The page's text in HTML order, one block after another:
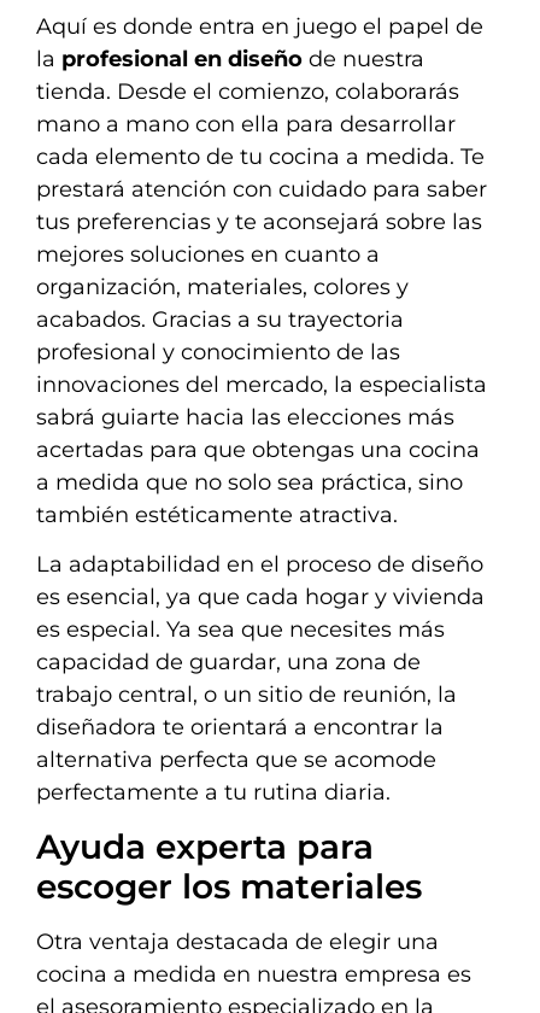
Aquí es donde entra en juego el papel de
la profesional en diseño de nuestra
tienda. Desde el comienzo, colaborarás
mano a mano con ella para desarrollar
cada elemento de tu cocina a medida. Te
prestará atención con cuidado para saber
tus preferencias y te aconsejará sobre las
mejores soluciones en cuanto a
organización, materiales, colores y
acabados. Gracias a su trayectoria
profesional y conocimiento de las
innovaciones del mercado, la especialista
sabrá guiarte hacia las elecciones más
acertadas para que obtengas una cocina
a medida que no solo sea práctica, sino
también estéticamente atractiva.
La adaptabilidad en el proceso de diseño
es esencial, ya que cada hogar y vivienda
es especial. Ya sea que necesites más
capacidad de guardar, una zona de
trabajo central, o un sitio de reunión, la
diseñadora te orientará a encontrar la
alternativa perfecta que se acomode
perfectamente a tu rutina diaria.
Ayuda experta para
escoger los materiales
Otra ventaja destacada de elegir una
cocina a medida en nuestra empresa es
el asesoramiento especializado en la